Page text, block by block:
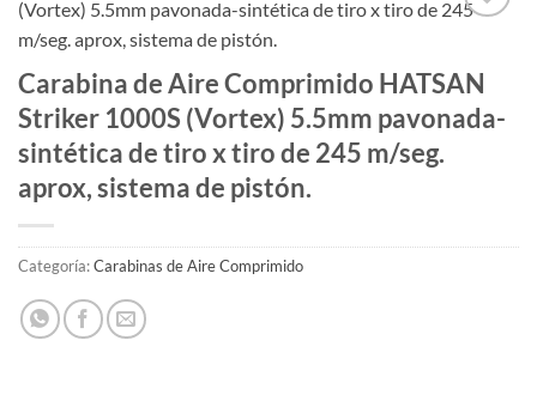
lista
de
deseos
Carabina de Aire Comprimido HATSAN
Striker 1000S (Vortex) 5.5mm pavonada-
sintética de tiro x tiro de 245 m/seg.
aprox, sistema de pistón.
Categoría:Carabinas de Aire Comprimido